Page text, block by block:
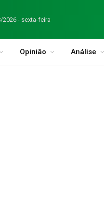
2026 - sexta-feira
Opinião Análise